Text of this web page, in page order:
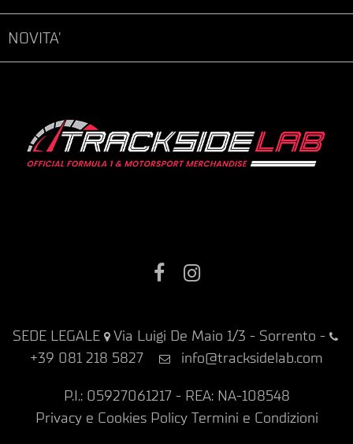
NOVITA'
Facebook
SEDE LEGALE Via Luigi De Maio 1/3 - Sorrento -
+39 081 218 5827
info@tracksidelab.com
P.I.: 05927061217 - REA: NA-108548
Privacy e Cookies Policy Termini e Condizioni